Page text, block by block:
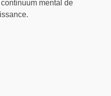
mental de